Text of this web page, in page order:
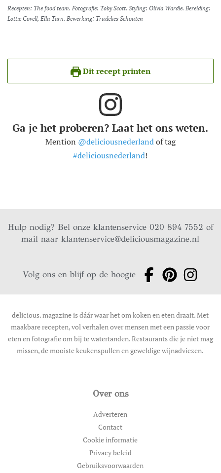
Recepten: The food team. Fotografie: Toby Scott. Styling: Olivia Wardle. Bereiding:
Lottie Covell, Ella Tarn. Bewerking: Trudelies Schouten
Dit recept printen
Ga je het proberen? Laat het ons weten.
Mention @deliciousnederlandof tag
#deliciousnederland!
Hulp nodig? Bel onze klantenservice 020 894 7552 of
mail naarklantenservice@deliciousmagazine.nl
Volg ons en blijf op de hoogte
delicious. magazine is dáár waar het om koken en eten draait. Met
maakbare recepten, vol verhalen over mensen met een passie voor
eten en fotografie om bij te watertanden. Restaurants die je niet mag
missen, de mooiste keukenspullen en geweldige wijnadviezen.
Over ons
Adverteren
Contact
Cookie informatie
Privacy beleid
Gebruiksvoorwaarden